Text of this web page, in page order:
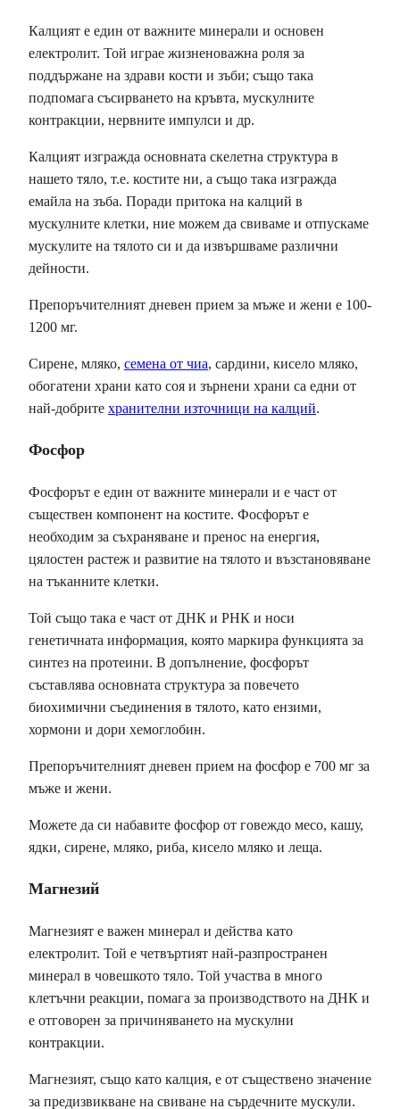
Калцият е един от важните минерали и основен
електролит. Той играе жизненоважна роля за
поддържане на здрави кости и зъби; също така
подпомага съсирването на кръвта, мускулните
контракции, нервните импулси и др.
Калцият изгражда основната скелетна структура в
нашето тяло, т.е. костите ни, а също така изгражда
емайла на зъба. Поради притока на калций в
мускулните клетки, ние можем да свиваме и отпускаме
мускулите на тялото си и да извършваме различни
дейности.
Препоръчителният дневен прием за мъже и жени е 100-
1200 мг.
Сирене, мляко, семена от чиа, сардини, кисело мляко,
обогатени храни като соя и зърнени храни са едни от
най-добрите хранителни източници на калций.
Фосфор
Фосфорът е един от важните минерали и е част от
съществен компонент на костите. Фосфорът е
необходим за съхраняване и пренос на енергия,
цялостен растеж и развитие на тялото и възстановяване
на тъканните клетки.
Той също така е част от ДНК и РНК и носи
генетичната информация, която маркира функцията за
синтез на протеини. В допълнение, фосфорът
съставлява основната структура за повечето
биохимични съединения в тялото, като ензими,
хормони и дори хемоглобин.
Препоръчителният дневен прием на фосфор е 700 мг за
мъже и жени.
Можете да си набавите фосфор от говеждо месо, кашу,
ядки, сирене, мляко, риба, кисело мляко и леща.
Магнезий
Магнезият е важен минерал и действа като
електролит. Той е четвъртият най-разпространен
минерал в човешкото тяло. Той участва в много
клетъчни реакции, помага за производството на ДНК и
е отговорен за причиняването на мускулни
контракции.
Магнезият, също като калция, е от съществено значение
за предизвикване на свиване на сърдечните мускули.